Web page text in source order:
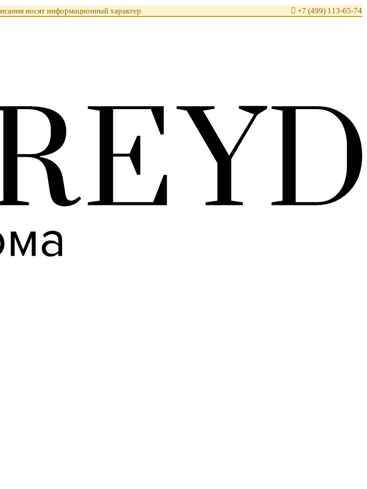
носят информационный характер.  +7 (499) 113-65-74